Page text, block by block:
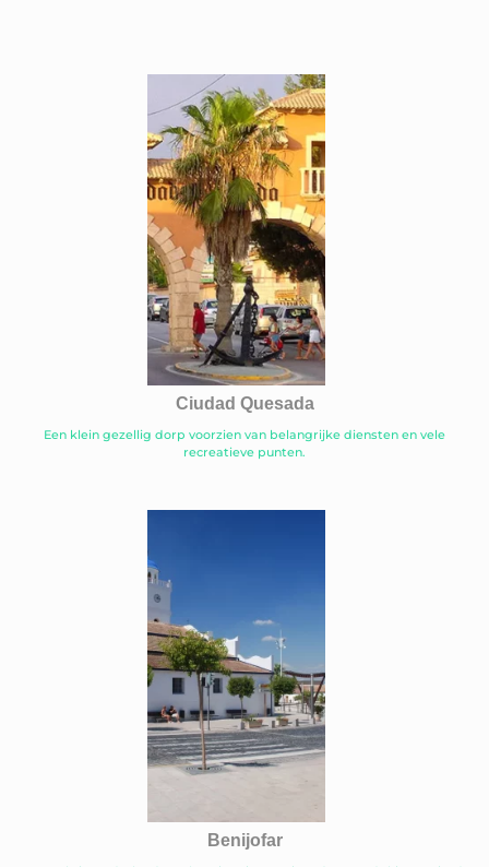
Ciudad Quesada
Een klein gezellig dorp voorzien van belangrijke diensten en vele
recreatieve punten.
Benijofar